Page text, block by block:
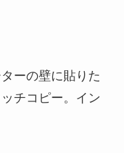
ーの壁に貼りた
チコピー。イン